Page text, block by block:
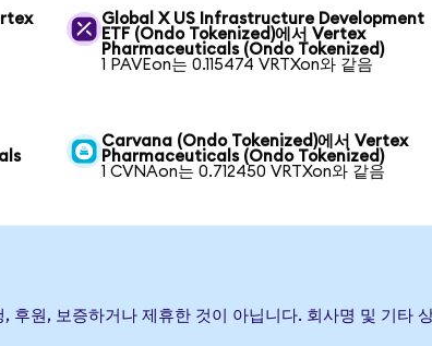
Global X US Infrastructure Development
ETF (Ondo Tokenized)에서 Vertex
Pharmaceuticals (Ondo Tokenized)
1 PAVEon는 0.115474 VRTXon와 같음
Carvana (Ondo Tokenized)에서 Vertex
Pharmaceuticals (Ondo Tokenized)
1 CVNAon는 0.712450 VRTXon와 같음
원, 보증하거나 제휴한 것이 아닙니다. 회사명 및 기타